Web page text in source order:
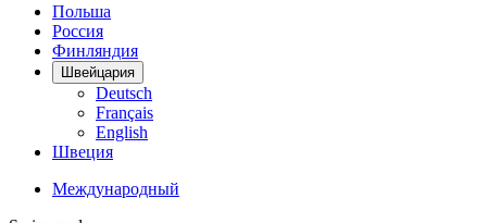
Польша
Россия
Финляндия
Швейцария
Deutsch
Français
English
Швеция
Международный